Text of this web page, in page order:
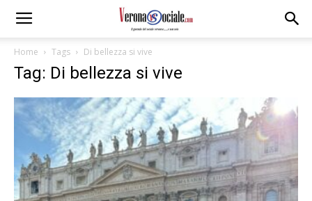
Home Tags Di bellezza si vive
Tag: Di bellezza si vive